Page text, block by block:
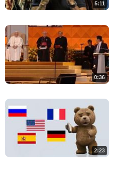
2:54
2:02
5:11
0:36
2:23